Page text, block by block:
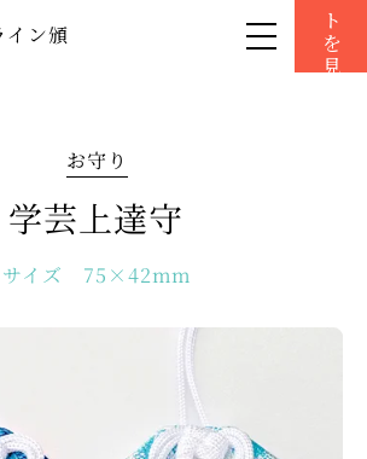
お守り
学芸上達守
サイズ 75×42mm